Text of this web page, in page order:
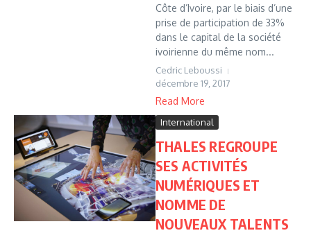
Côte d’Ivoire, par le biais d’une
prise de participation de 33%
dans le capital de la société
ivoirienne du même nom...
Cedric Leboussi
décembre 19, 2017
Read More
International
THALES REGROUPE
SES ACTIVITÉS
NUMÉRIQUES ET
NOMME DE
NOUVEAUX TALENTS